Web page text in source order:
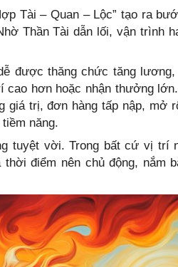
Tài – Quan – Lộc” tạo ra
Thần Tài dẫn lối, vận trình
được thăng chức tăng
cao hơn hoặc nhận thưởng
giá trị, đơn hàng tấp nập, mở
năng.
tuyệt vời. Trong bất cứ vị trí
điểm nên chủ động, nắm